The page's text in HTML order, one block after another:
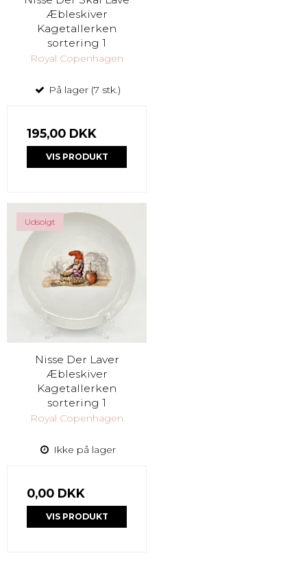
Æbleskiver
Kagetallerken
sortering 1
Royal Copenhagen
På lager (7 stk.)
195,00 DKK
VIS PRODUKT
Udsolgt
Nisse Der Laver
Æbleskiver
Kagetallerken
sortering 1
Royal Copenhagen
Ikke på lager
0,00 DKK
VIS PRODUKT